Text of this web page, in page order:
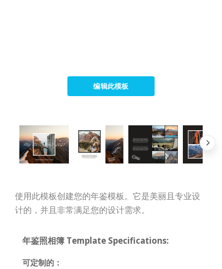
编辑此模板
使用此模板创建您的年鉴模板。它是美丽且专业设
计的，并且非常满足您的设计需求。
年鉴照相簿 Template Specifications:
可定制的：